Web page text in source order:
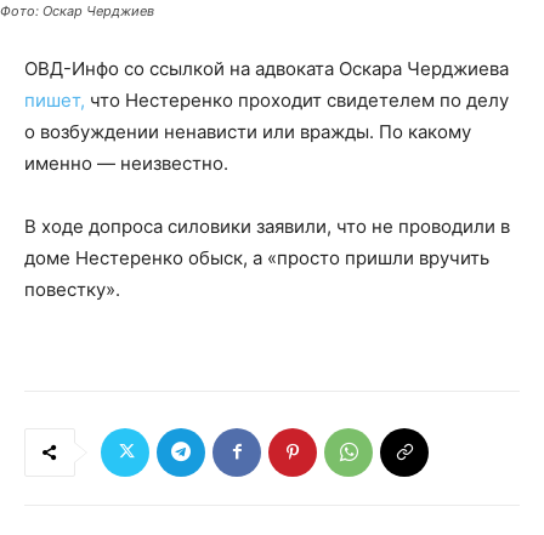
Фото: Оскар Черджиев
ОВД-Инфо со ссылкой на адвоката Оскара Черджиева
пишет, что Нестеренко проходит свидетелем по делу
о возбуждении ненависти или вражды. По какому
именно — неизвестно.
В ходе допроса силовики заявили, что не проводили в
доме Нестеренко обыск, а «просто пришли вручить
повестку».